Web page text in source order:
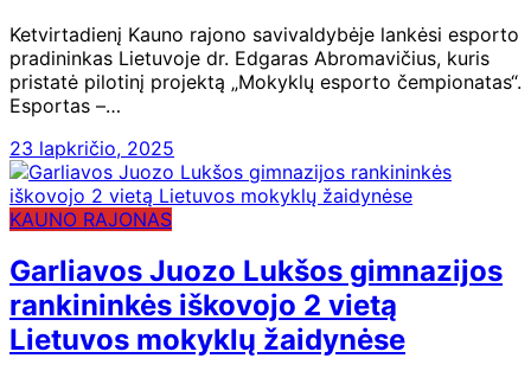
Ketvirtadienį Kauno rajono savivaldybėje lankėsi esporto
pradininkas Lietuvoje dr. Edgaras Abromavičius, kuris
pristatė pilotinį projektą „Mokyklų esporto čempionatas“.
Esportas –…
23 lapkričio, 2025
KAUNO RAJONAS
Garliavos Juozo Lukšos gimnazijos
rankininkės iškovojo 2 vietą
Lietuvos mokyklų žaidynėse